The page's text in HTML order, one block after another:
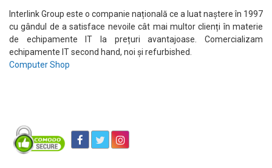
Interlink Group este o companie națională ce a luat naștere în 1997
cu gândul de a satisface nevoile cât mai multor clienți în materie
de echipamente IT la prețuri avantajoase. Comercializam
echipamente IT second hand, noi și refurbished.
Computer Shop